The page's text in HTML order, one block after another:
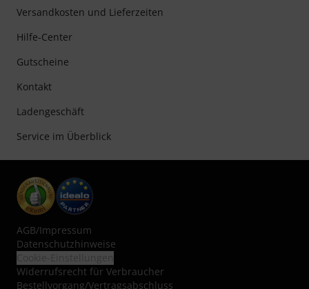
Versandkosten und Lieferzeiten
Hilfe-Center
Gutscheine
Kontakt
Ladengeschäft
Service im Überblick
AGB/Impressum
Datenschutzhinweise
Widerrufsrecht für Verbraucher
Bestellvorgang/Vertragsabschluss